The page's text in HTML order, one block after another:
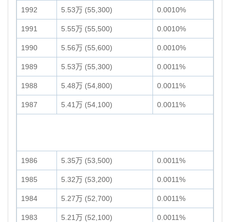
1992 5.53万 (55,300) 0.0010%
1991 5.55万 (55,500) 0.0010%
1990 5.56万 (55,600) 0.0010%
1989 5.53万 (55,300) 0.0011%
1988 5.48万 (54,800) 0.0011%
1987 5.41万 (54,100) 0.0011%
1986 5.35万 (53,500) 0.0011%
1985 5.32万 (53,200) 0.0011%
1984 5.27万 (52,700) 0.0011%
1983 5.21万 (52,100) 0.0011%